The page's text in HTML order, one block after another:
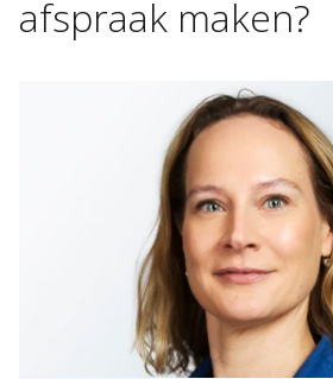
afspraak maken?